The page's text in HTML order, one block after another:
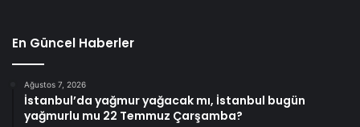
En Güncel Haberler
Ağustos 7, 2026
İstanbul’da yağmur yağacak mı, İstanbul bugün
yağmurlu mu 22 Temmuz Çarşamba?